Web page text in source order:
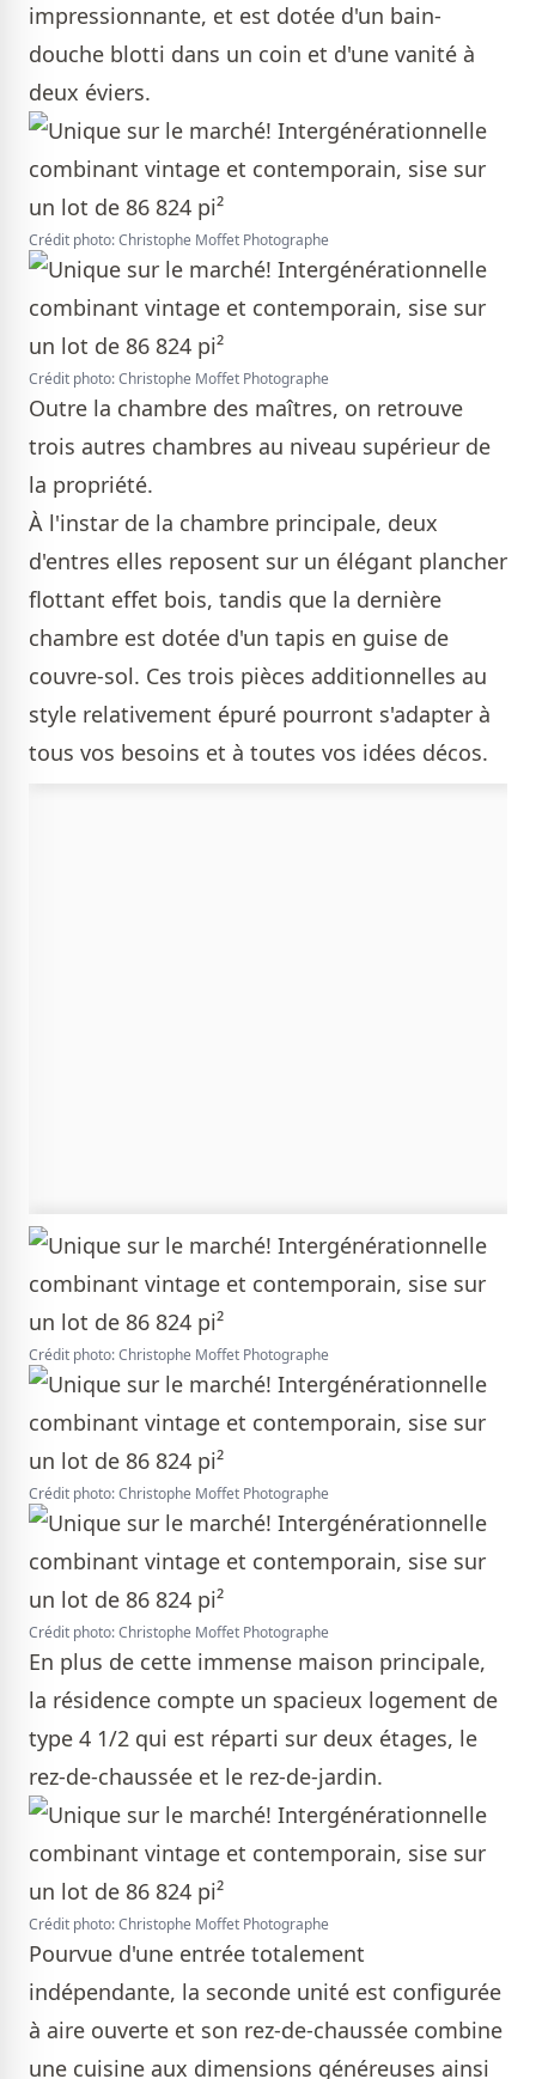
impressionnante, et est dotée d'un bain-
douche blotti dans un coin et d'une vanité à
deux éviers.
Crédit photo: Christophe Moffet Photographe
Crédit photo: Christophe Moffet Photographe
Outre la chambre des maîtres, on retrouve
trois autres chambres au niveau supérieur de
la propriété.
À l'instar de la chambre principale, deux
d'entres elles reposent sur un élégant plancher
flottant effet bois, tandis que la dernière
chambre est dotée d'un tapis en guise de
couvre-sol. Ces trois pièces additionnelles au
style relativement épuré pourront s'adapter à
tous vos besoins et à toutes vos idées décos.
Crédit photo: Christophe Moffet Photographe
Crédit photo: Christophe Moffet Photographe
Crédit photo: Christophe Moffet Photographe
En plus de cette immense maison principale,
la résidence compte un spacieux logement de
type 4 1/2 qui est réparti sur deux étages, le
rez-de-chaussée et le rez-de-jardin.
Crédit photo: Christophe Moffet Photographe
Pourvue d'une entrée totalement
indépendante, la seconde unité est configurée
à aire ouverte et son rez-de-chaussée combine
une cuisine aux dimensions généreuses ainsi